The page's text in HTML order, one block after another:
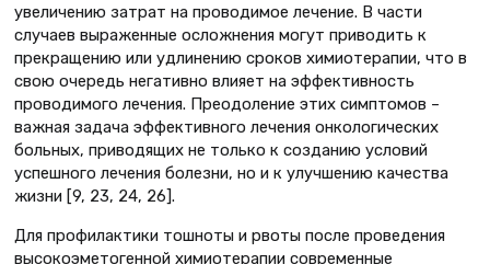
увеличению затрат на проводимое лечение. В части
случаев выраженные осложнения могут приводить к
прекращению или удлинению сроков химиотерапии, что в
свою очередь негативно влияет на эффективность
проводимого лечения. Преодоление этих симптомов –
важная задача эффективного лечения онкологических
больных, приводящих не только к созданию условий
успешного лечения болезни, но и к улучшению качества
жизни [9, 23, 24, 26].
Для профилактики тошноты и рвоты после проведения
высокоэметогенной химиотерапии современные